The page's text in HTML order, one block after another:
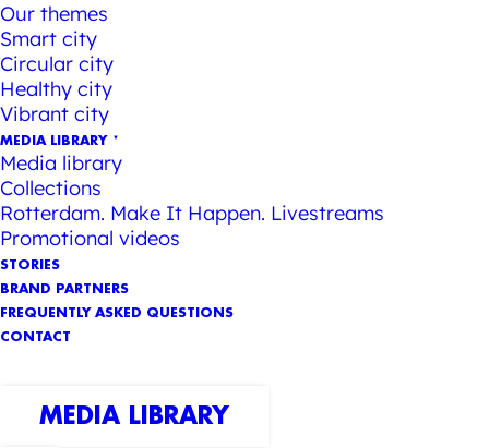
Our themes
Smart city
Circular city
Healthy city
Vibrant city
MEDIA LIBRARY
Media library
Collections
Rotterdam. Make It Happen. Livestreams
Promotional videos
STORIES
BRAND PARTNERS
FREQUENTLY ASKED QUESTIONS
CONTACT
MEDIA LIBRARY